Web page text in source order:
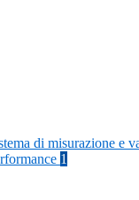
di misurazione e
1